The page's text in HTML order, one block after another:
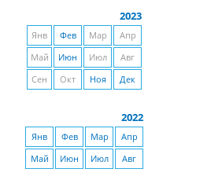
2023
Янв Фев Мар
Апр
Май
Июн Июл
Авг
Сен
Окт Ноя Дек
2022
Янв Фев Мар
Апр
Май
Июн Июл
Авг